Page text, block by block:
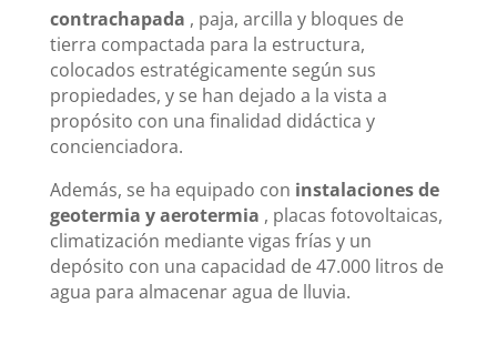
contrachapada , paja, arcilla y bloques de
tierra compactada para la estructura,
colocados estratégicamente según sus
propiedades, y se han dejado a la vista a
propósito con una finalidad didáctica y
concienciadora.
Además, se ha equipado con instalaciones de
geotermia y aerotermia , placas fotovoltaicas,
climatización mediante vigas frías y un
depósito con una capacidad de 47.000 litros de
agua para almacenar agua de lluvia.